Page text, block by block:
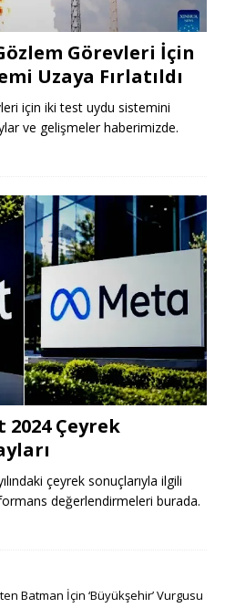
Görevleri İçin
Uzaya Fırlatıldı
için iki test uydu sistemini
ve gelişmeler haberimizde.
Çeyrek
çeyrek sonuçlarıyla ilgili
değerlendirmeleri burada.
Batman İçin ‘Büyükşehir’ Vurgusu